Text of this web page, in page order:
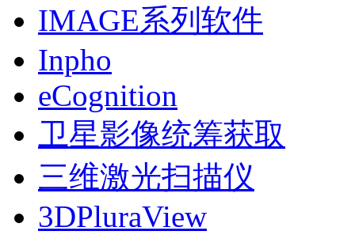
IMAGE系列软件
Inpho
eCognition
卫星影像统筹获取
三维激光扫描仪
3DPluraView